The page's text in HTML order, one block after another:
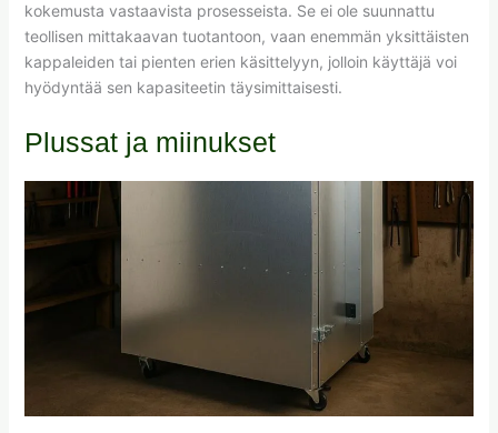
kokemusta vastaavista prosesseista. Se ei ole suunnattu
teollisen mittakaavan tuotantoon, vaan enemmän yksittäisten
kappaleiden tai pienten erien käsittelyyn, jolloin käyttäjä voi
hyödyntää sen kapasiteetin täysimittaisesti.
Plussat ja miinukset